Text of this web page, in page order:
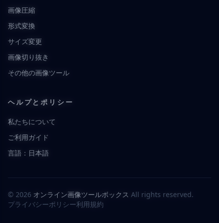
画像圧縮
形式変換
サイズ変更
画像切り抜き
その他の画像ツール
ヘルプとポリシー
私たちについて
ご利用ガイド
言語：日本語
© 2026 オンライン画像ツールボックス All rights reserved.
プライバシーポリシー利用規約